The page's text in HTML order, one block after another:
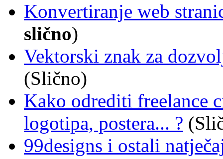
Konvertiranje web
slično)
Vektorski znak za
(Slično)
Kako odrediti freelance
logotipa, postera... ?
99designs i ostali